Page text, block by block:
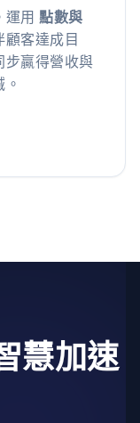
運用 點數與
顧客達成目
步贏得營收與
慧加速